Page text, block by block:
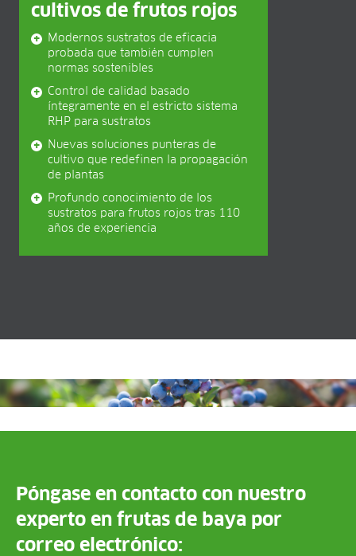
cultivos de frutos rojos
Modernos sustratos de eficacia
probada que también cumplen
normas sostenibles
Control de calidad basado
íntegramente en el estricto sistema
RHP para sustratos
Nuevas soluciones punteras de
cultivo que redefinen la propagación
de plantas
Profundo conocimiento de los
sustratos para frutos rojos tras 110
años de experiencia
Póngase en contacto con nuestro
experto en frutas de baya por
correo electrónico: